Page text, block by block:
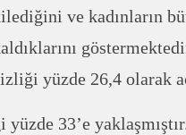
ve kadınların
yüzde 26,4 olarak
yüzde 33’e